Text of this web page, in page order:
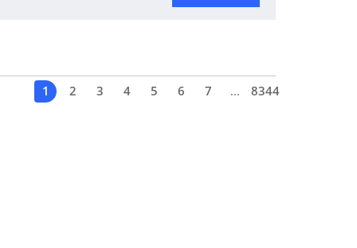
1 2 3 4 5 6 7 ... 8344